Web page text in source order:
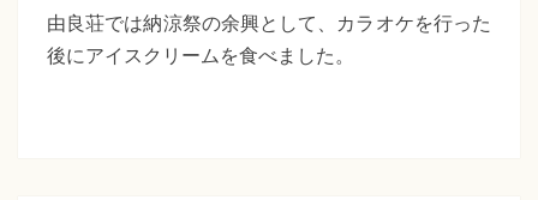
本
た
祭
由良荘では納涼祭の余興として、カラオケを行った
後にアイスクリームを食べました。